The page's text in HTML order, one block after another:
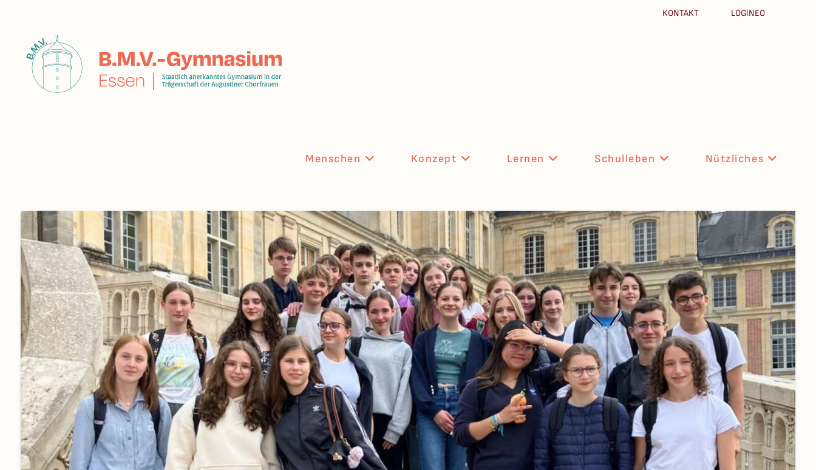
KONTAKT LOGINEO
Menschen Konzept Lernen Schulleben Nützliches